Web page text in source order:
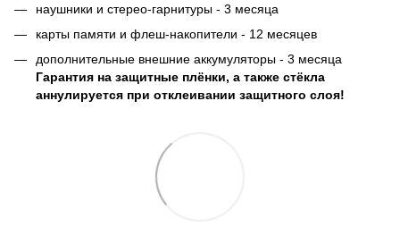
наушники и стерео-гарнитуры - 3 месяца
карты памяти и флеш-накопители - 12 месяцев
дополнительные внешние аккумуляторы - 3 месяца
Гарантия на защитные плёнки, а также стёкла
аннулируется при отклеивании защитного слоя!